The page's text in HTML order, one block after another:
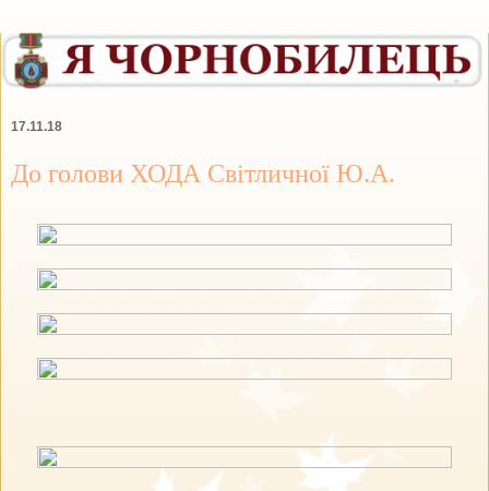
17.11.18
До голови ХОДА Світличної Ю.А.